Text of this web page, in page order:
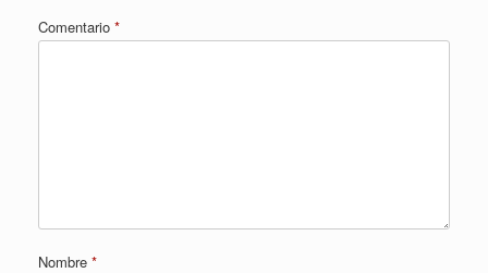
Comentario *
Nombre *